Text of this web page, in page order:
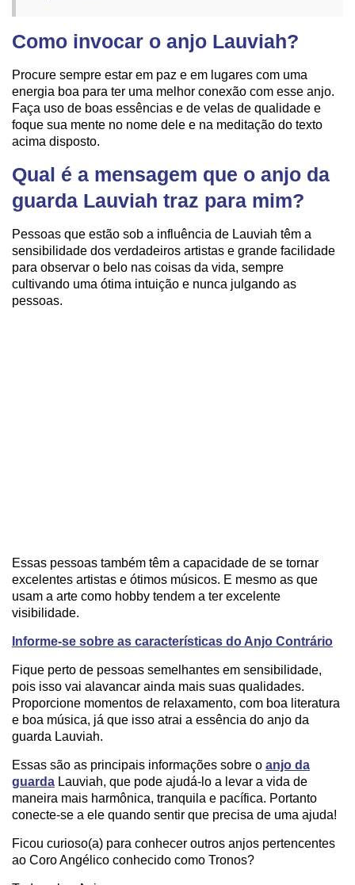
Como invocar o anjo Lauviah?
Procure sempre estar em paz e em lugares com uma
energia boa para ter uma melhor conexão com esse anjo.
Faça uso de boas essências e de velas de qualidade e
foque sua mente no nome dele e na meditação do texto
acima disposto.
Qual é a mensagem que o anjo da
guarda Lauviah traz para mim?
Pessoas que estão sob a influência de Lauviah têm a
sensibilidade dos verdadeiros artistas e grande facilidade
para observar o belo nas coisas da vida, sempre
cultivando uma ótima intuição e nunca julgando as
pessoas.
Essas pessoas também têm a capacidade de se tornar
excelentes artistas e ótimos músicos. E mesmo as que
usam a arte como hobby tendem a ter excelente
visibilidade.
Informe-se sobre as características do Anjo Contrário
Fique perto de pessoas semelhantes em sensibilidade,
pois isso vai alavancar ainda mais suas qualidades.
Proporcione momentos de relaxamento, com boa literatura
e boa música, já que isso atrai a essência do anjo da
guarda Lauviah.
Essas são as principais informações sobre o anjo da
guarda Lauviah, que pode ajudá-lo a levar a vida de
maneira mais harmônica, tranquila e pacífica. Portanto
conecte-se a ele quando sentir que precisa de uma ajuda!
Ficou curioso(a) para conhecer outros anjos pertencentes
ao Coro Angélico conhecido como Tronos?